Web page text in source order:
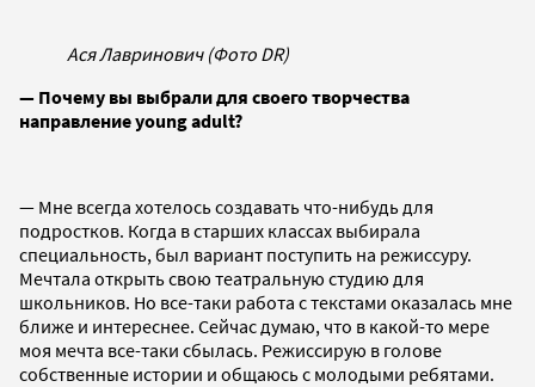
Ася Лавринович (Фото DR)
— Почему вы выбрали для своего творчества
направление young adult?
— Мне всегда хотелось создавать что-нибудь для
подростков. Когда в старших классах выбирала
специальность, был вариант поступить на режиссуру.
Мечтала открыть свою театральную студию для
школьников. Но все-таки работа с текстами оказалась мне
ближе и интереснее. Сейчас думаю, что в какой-то мере
моя мечта все-таки сбылась. Режиссирую в голове
собственные истории и общаюсь с молодыми ребятами.